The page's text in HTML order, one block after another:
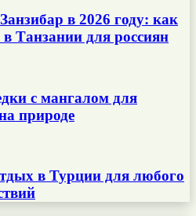
в 2026 году: как
Танзании для россиян
с мангалом для
природе
в Турции для любого